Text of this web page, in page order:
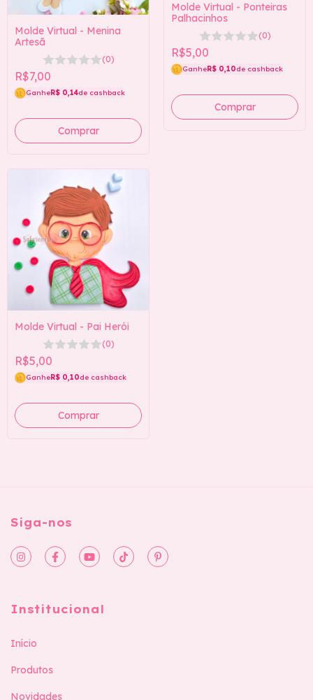
Molde Virtual - Menina
Artesã
(0)
R$7,00
GanheR$ 0,14de cashback
Molde Virtual - Ponteiras
Palhacinhos
(0)
R$5,00
GanheR$ 0,10de cashback
Molde Virtual - Pai Herói
(0)
R$5,00
GanheR$ 0,10de cashback
Siga-nos
Institucional
Início
Produtos
Novidades